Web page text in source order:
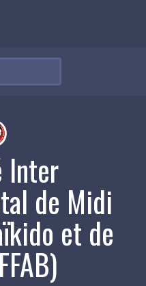
Inter
de Midi
et de